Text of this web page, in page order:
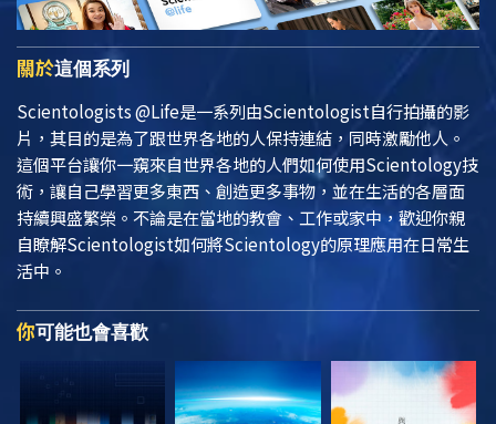
關於這個系列
Scientologists @Life是一系列由Scientologist自行拍攝的影
片，其目的是為了跟世界各地的人保持連結，同時激勵他人。
這個平台讓你一窺來自世界各地的人們如何使用Scientology技
術，讓自己學習更多東西、創造更多事物，並在生活的各層面
持續興盛繁榮。不論是在當地的教會、工作或家中，歡迎你親
自瞭解Scientologist如何將Scientology的原理應用在日常生
活中。
你可能也會喜歡